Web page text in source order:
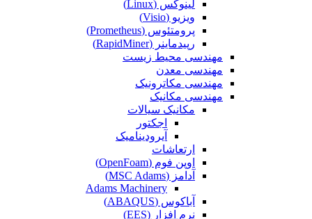
لینوکس (Linux)
ویزیو (Visio)
پرومتئوس (Prometheus)
رپیدماینر (RapidMiner)
مهندسی محیط زیست
مهندسی معدن
مهندسی مکاترونیک
مهندسی مکانیک
مکانیک سیالات
اجکتور
آیرودینامیک
ارتعاشات
اوپن فوم (OpenFoam)
آدامز (MSC Adams)
Adams Machinery
آباکوس (ABAQUS)
نرم افزار (EES)